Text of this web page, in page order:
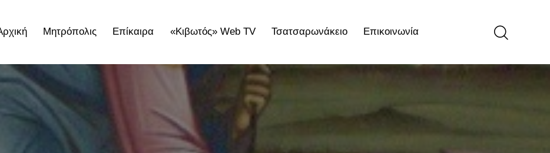
Μητρόπολις Επίκαιρα «Κιβωτός» Web TV Τσατσαρωνάκειο Επικοινωνία
Επίκαιρα Τσατσαρωνάκειο